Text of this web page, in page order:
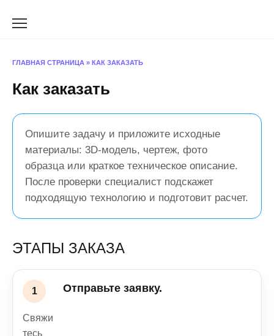
ГЛАВНАЯ СТРАНИЦА » КАК ЗАКАЗАТЬ
Как заказать
Опишите задачу и приложите исходные
материалы: 3D-модель, чертеж, фото
образца или краткое техническое описание.
После проверки специалист подскажет
подходящую технологию и подготовит расчет.
ЭТАПЫ ЗАКАЗА
Отправьте заявку.
Свяжи
тесь